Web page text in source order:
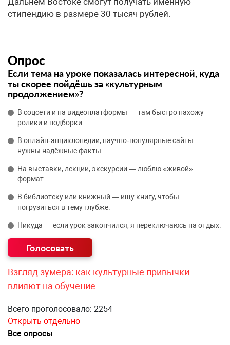
стипендию в размере 30 тысяч рублей.
Опрос
Если тема на уроке показалась интересной, куда
ты скорее пойдёшь за «культурным
продолжением»?
В соцсети и на видеоплатформы — там быстро нахожу
ролики и подборки.
В онлайн‑энциклопедии, научно‑популярные сайты —
нужны надёжные факты.
На выставки, лекции, экскурсии — люблю «живой»
формат.
В библиотеку или книжный — ищу книгу, чтобы
погрузиться в тему глубже.
Никуда — если урок закончился, я переключаюсь на отдых.
Взгляд зумера: как культурные привычки
влияют на обучение
Всего проголосовало: 2254
Открыть отдельно
Все опросы